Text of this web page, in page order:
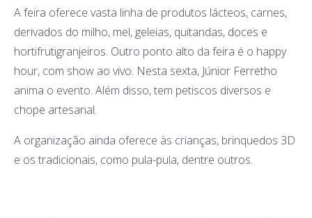
A feira oferece vasta linha de produtos lácteos, carnes,
derivados do milho, mel, geleias, quitandas, doces e
hortifrutigranjeiros. Outro ponto alto da feira é o happy
hour, com show ao vivo. Nesta sexta, Júnior Ferretho
anima o evento. Além disso, tem petiscos diversos e
chope artesanal.
A organização ainda oferece às crianças, brinquedos 3D
e os tradicionais, como pula-pula, dentre outros.